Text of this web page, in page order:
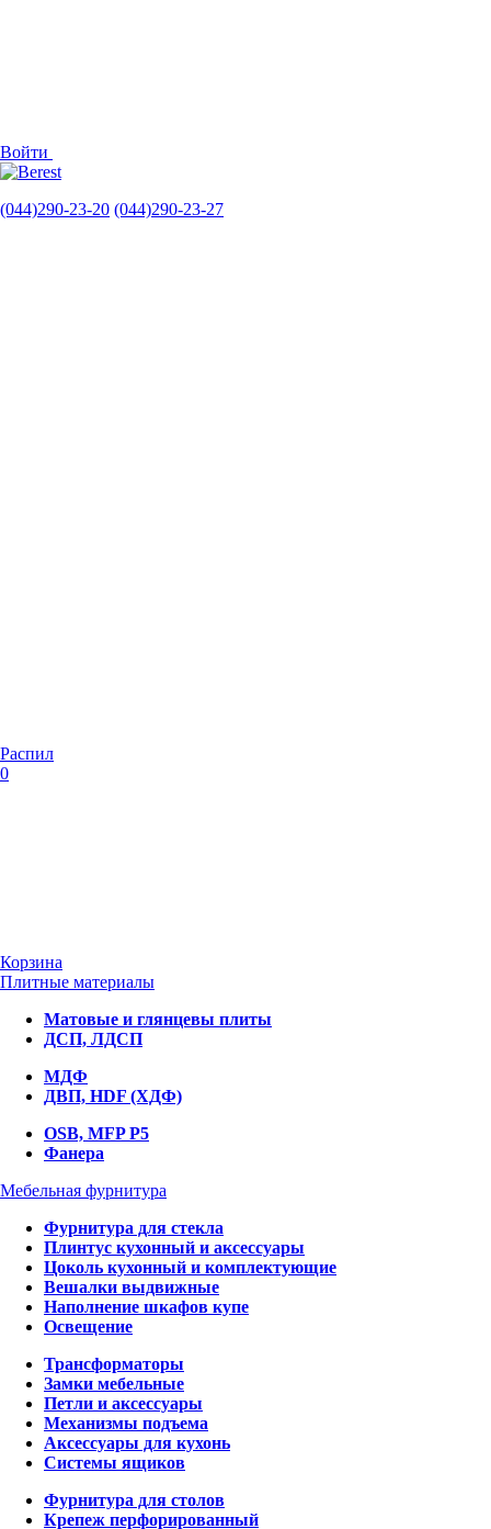
Войти
(044)290-23-20 (044)290-23-27
Распил
0
Корзина
Плитные материалы
Матовые и глянцевы плиты
ДСП, ЛДСП
МДФ
ДВП, HDF (ХДФ)
OSB, MFP P5
Фанера
Мебельная фурнитура
Фурнитура для стекла
Плинтус кухонный и аксессуары
Цоколь кухонный и комплектующие
Вешалки выдвижные
Наполнение шкафов купе
Освещение
Трансформаторы
Замки мебельные
Петли и аксессуары
Механизмы подъема
Аксессуары для кухонь
Системы ящиков
Фурнитура для столов
Крепеж перфорированный